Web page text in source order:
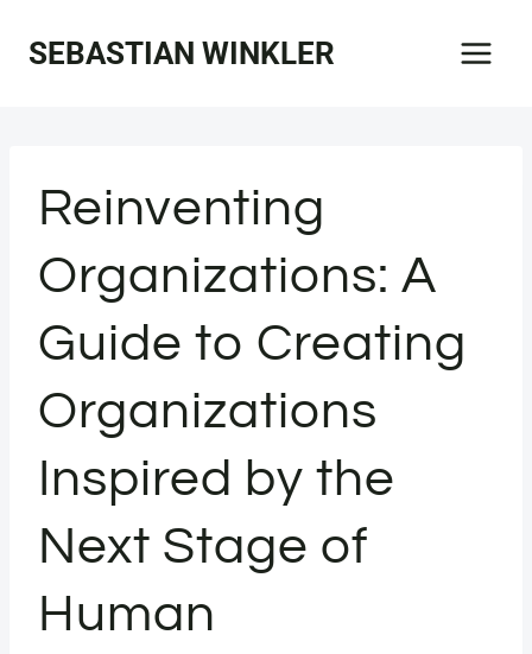
InhaltSEBASTIAN WINKLER
Reinventing
Organizations: A
Guide to Creating
Organizations
Inspired by the
Next Stage of
Human